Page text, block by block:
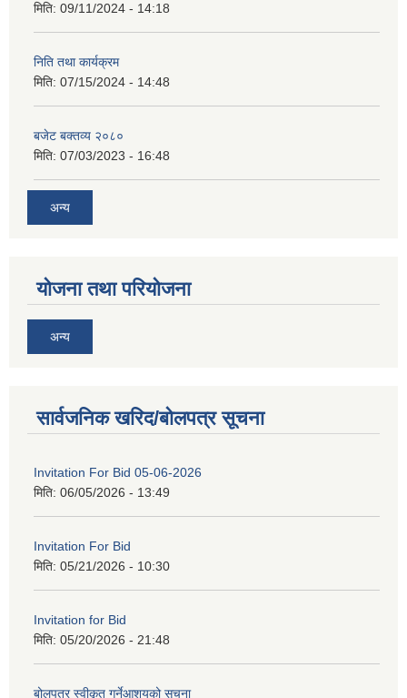
मिति: 09/11/2024 - 14:18
निति तथा कार्यक्रम
मिति: 07/15/2024 - 14:48
बजेट बक्तव्य २०८०
मिति: 07/03/2023 - 16:48
अन्य
योजना तथा परियोजना
अन्य
सार्वजनिक खरिद/बोलपत्र सूचना
Invitation For Bid 05-06-2026
मिति: 06/05/2026 - 13:49
Invitation For Bid
मिति: 05/21/2026 - 10:30
Invitation for Bid
मिति: 05/20/2026 - 21:48
बोलपत्र स्वीकृत गर्नेआशयको सूचना